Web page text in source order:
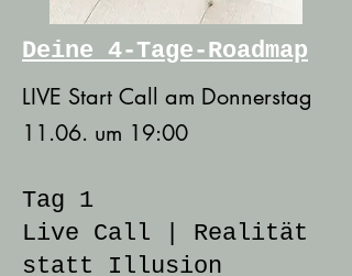
Deine 4-Tage-Roadmap
LIVE Start Call am Donnerstag
11.06. um 19:00
Tag 1
Live Call | Realität
statt Illusion